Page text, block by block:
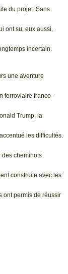
du projet. Sans
ont su, eux aussi,
incertain.
une aventure
ferroviaire franco-
Trump, la
les difficultés.
des cheminots
construite avec les
ont permis de réussir